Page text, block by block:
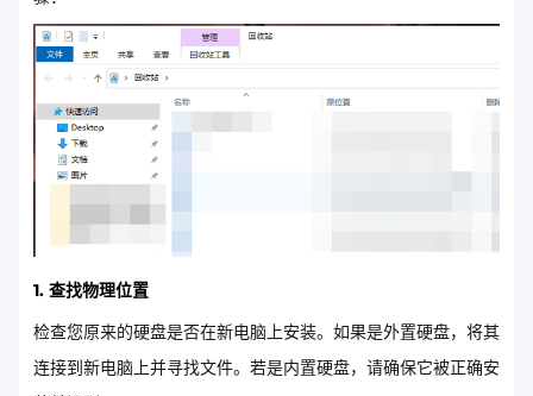
1. 查找物理位置
检查您原来的硬盘是否在新电脑上安装。如果是外置硬盘，将其
连接到新电脑上并寻找文件。若是内置硬盘，请确保它被正确安